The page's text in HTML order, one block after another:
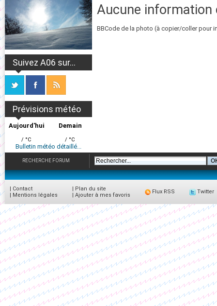
Suivez A06 sur...
Prévisions météo
Aujourd'hui
/ °C
Demain
/ °C
Bulletin météo détaillé...
Aucune information
BBCode de la photo (à copier/coller pour
RECHERCHE FORUM
| Contact
| Mentions légales
| Plan du site
| Ajouter à mes favoris
Flux RSS Twitter